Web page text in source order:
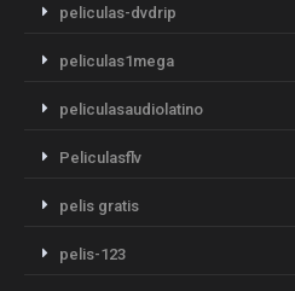
peliculas-dvdrip
peliculas1mega
peliculasaudiolatino
Peliculasflv
pelis gratis
pelis-123